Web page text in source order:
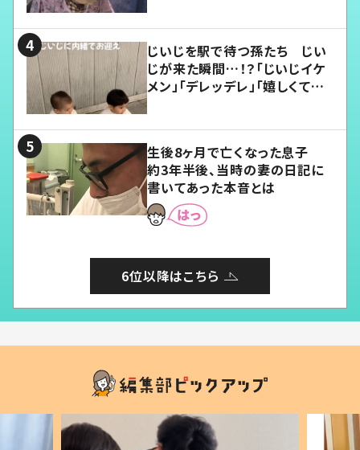
じいじを駅で待つ孫たち じい
じが来た瞬間…！？「じいじイケ
メン」「デレッデレ」「嬉しくて可
生後8ヶ月で亡くなった息子
約3年半後、当時の妻の日記に
書いてあった本音とは
6位以降はこちら